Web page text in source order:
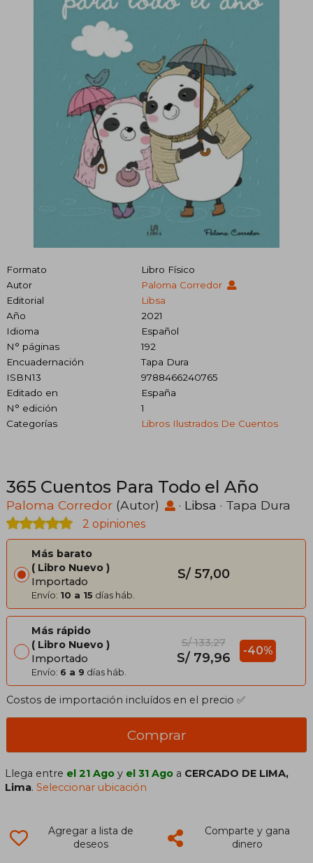
Formato
Libro Físico
Autor
Paloma Corredor
Editorial
Libsa
Año
2021
Idioma
Español
N° páginas
192
Encuadernación
Tapa Dura
ISBN13
9788466240765
Editado en
España
N° edición
1
Categorías
Libros Ilustrados De Cuentos
365 Cuentos Para Todo el Año
Paloma Corredor (Autor) · Libsa · Tapa Dura
2 opiniones
Más barato
Libro Nuevo
Importado
Envío: 10 a 15 días háb.
S/ 57,00
Más rápido
Libro Nuevo
Importado
Envío: 6 a 9 días háb.
S/ 133,27
S/ 79,96 -40%
Costos de importación incluídos en el precio ✅
Comprar
Llega entre el 21 Ago y el 31 Ago a CERCADO DE LIMA,
Lima.Seleccionar ubicación
Agregar a lista de
deseos
Comparte y gana
dinero